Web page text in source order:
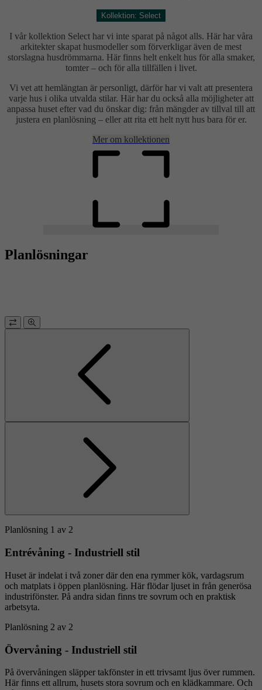
Kollektion: Select
I vår kollektion Select har vi inte sparat på något alls. Här har våra
arkitekter skapat husmodeller som förverkligar även de mest
storslagna husdrömmarna. Här finns helt enkelt hus för alla smaker,
tomter – och för alla tillfällen i livet.
Vi vet att hemlängtan är personligt, därför har vi valt att presentera
varje hus i olika utvalda stilar. Här har du också alla möjligheter att
anpassa huset efter vad du önskar dig: från mängder av tillval till att
justera en planlösning – eller att rita ett helt nytt hus bara för er.
Mer om kollektionen
Planlösningar
Planlösning 1 av 2
Entrévåning - Industriell stil
Huset är indelat i två zoner där den ena rymmer kök, vardagsrum
och matplats i öppen planlösning. Här flödar ljuset in från generösa
industrifönster. På andra sidan finns tre sovrum och en praktisk
arbetsyta.
Planlösning 2 av 2
Övervåning - Industriell stil
På övervåningen släpper takfönster in ett trivsamt ljus över rummen.
Här finns ett allrum, husets stora sovrum och en klädkammare. Och